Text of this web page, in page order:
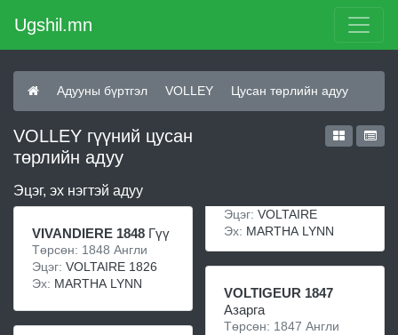
Ugshil.mn
Адууны бүртгэл VOLLEY Цусан төрлийн адуу
VOLLEY гүүний цусан
төрлийн адуу
Эцэг, эх нэгтэй адуу
VIVANDIERE 1848 Гүү
Төрсөн: 1848 Англи
Эцэг: VOLTAIRE 1826
Эх: MARTHA LYNN
Эцэг: VOLTAIRE
Эх: MARTHA LYNN
VOLTIGEUR 1847
Азарга
Төрсөн: 1847 Англи